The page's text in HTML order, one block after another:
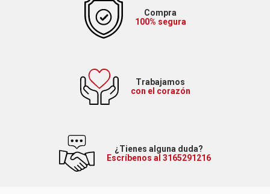
Compra
100% segura
Trabajamos
con el corazón
¿Tienes alguna duda?
Escríbenos al 3165291216